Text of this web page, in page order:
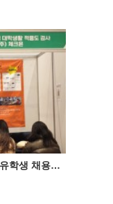
(주)체크온, ‘외국인 유학생 채용박람회' 성료 ♥